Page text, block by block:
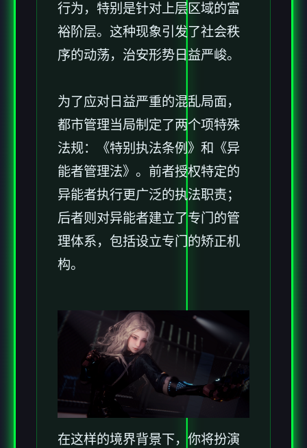
行为，特别是针对上层区域的富
裕阶层。这种现象引发了社会秩
序的动荡，治安形势日益严峻。
为了应对日益严重的混乱局面，
都市管理当局制定了两个项特殊
法规：《特别执法条例》和《异
能者管理法》。前者授权特定的
异能者执行更广泛的执法职责；
后者则对异能者建立了专门的管
理体系，包括设立专门的矫正机
构。
在这样的境界背景下，你将扮演